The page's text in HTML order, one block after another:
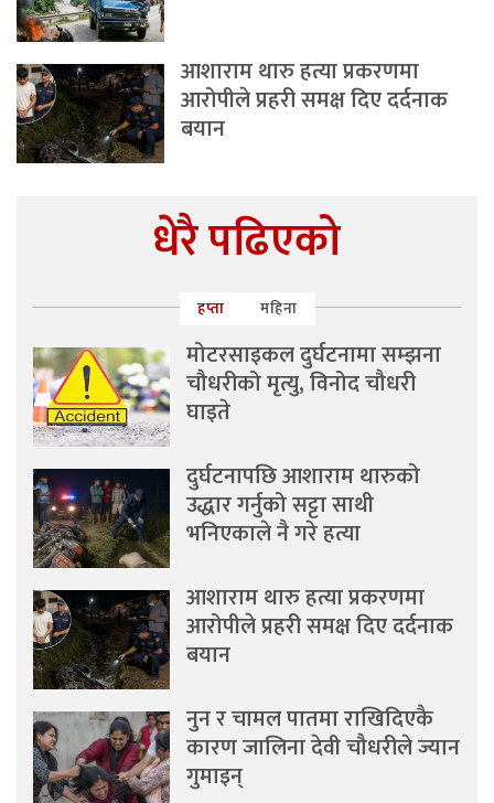
आशाराम थारु हत्या प्रकरणमा
आरोपीले प्रहरी समक्ष दिए दर्दनाक
बयान
धेरै पढिएको
हप्ता महिना
मोटरसाइकल दुर्घटनामा सम्झना
चौधरीको मृत्यु, विनोद चौधरी
घाइते
दुर्घटनापछि आशाराम थारुको
उद्धार गर्नुको सट्टा साथी
भनिएकाले नै गरे हत्या
आशाराम थारु हत्या प्रकरणमा
आरोपीले प्रहरी समक्ष दिए दर्दनाक
बयान
नुन र चामल पातमा राखिदिएकै
कारण जालिना देवी चौधरीले ज्यान
गुमाइन्